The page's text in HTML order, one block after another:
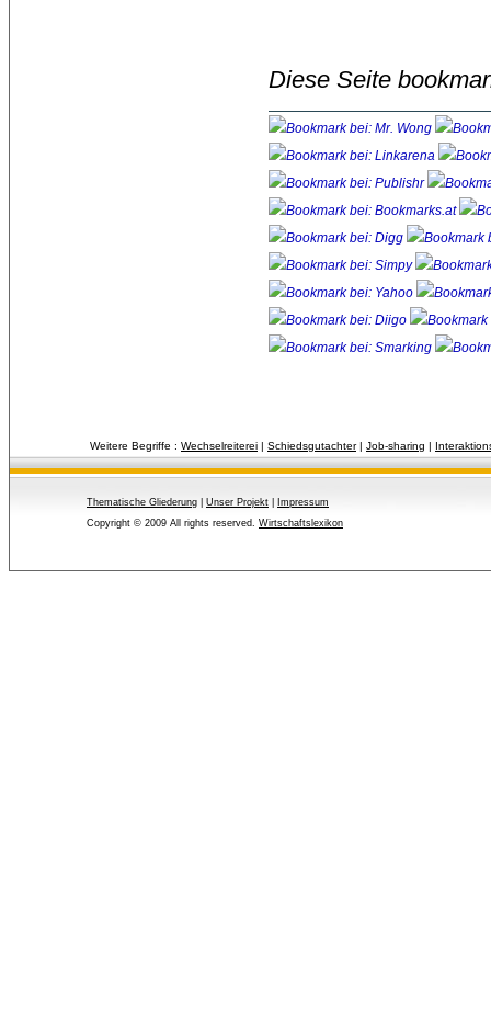
Diese Seite
Weitere Begriffe : Wechselreiterei | Schiedsgutachter| Job-sharing |
Thematische Gliederung Unser Projekt
Impressum
Copyright © 2009 All rights reserved. Wirtschaftslexikon